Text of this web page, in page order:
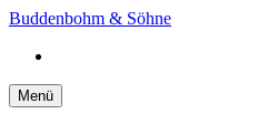
Springe
Inhalt
Buddenbohm & Söhne
Menü